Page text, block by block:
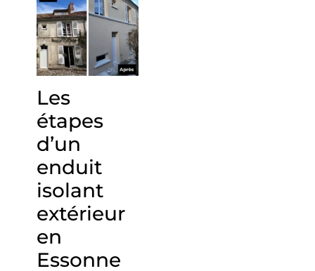
Les
étapes
d’un
enduit
isolant
extérieur
en
Essonne